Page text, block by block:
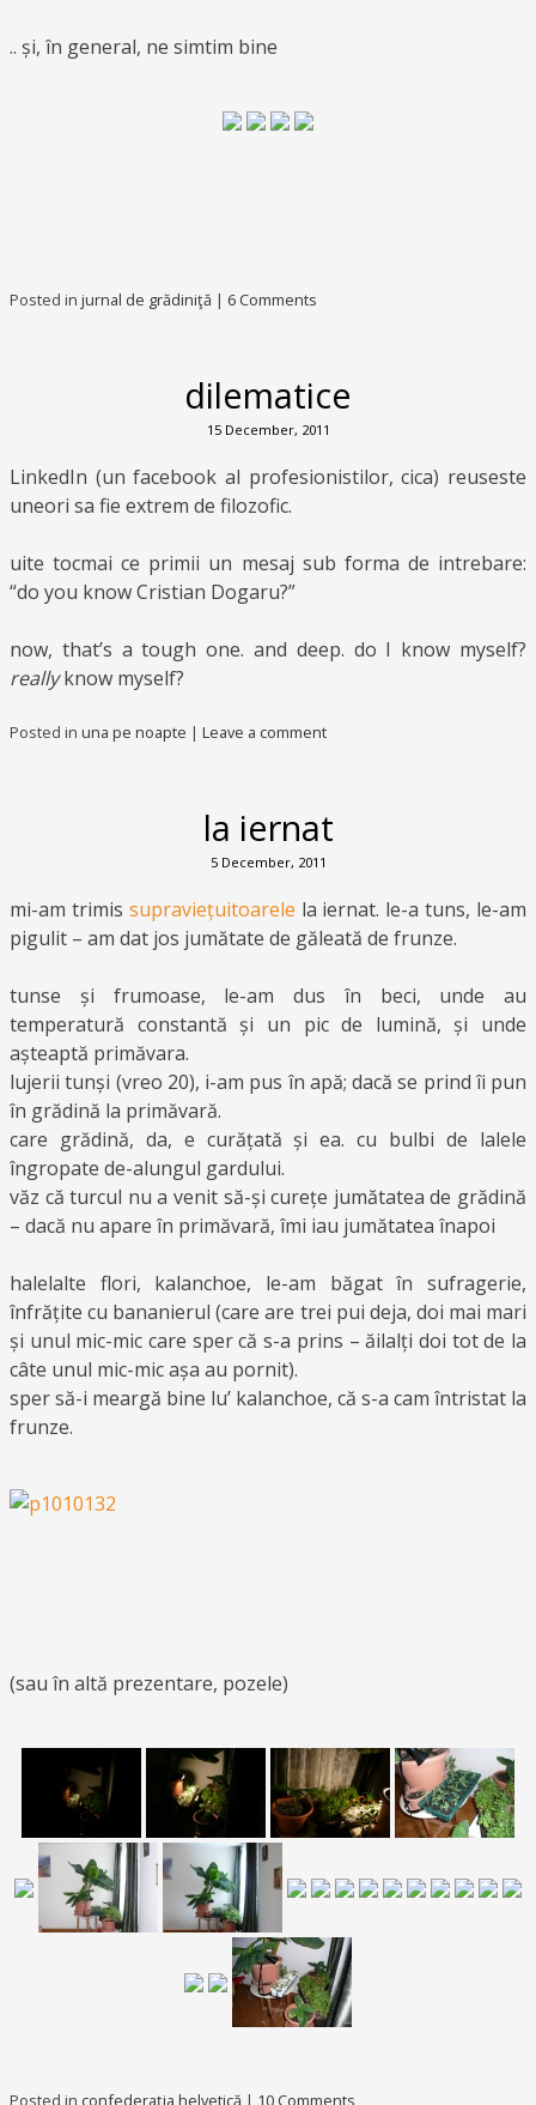
.. și, în general, ne simtim bine
Posted in jurnal de grădiniţă | 6 Comments
dilematice
15 December, 2011
LinkedIn (un facebook al profesionistilor, cica) reuseste
uneori sa fie extrem de filozofic.
uite tocmai ce primii un mesaj sub forma de intrebare:
“do you know Cristian Dogaru?”
now, that’s a tough one. and deep. do I know myself?
reallyknow myself?
Posted in una pe noapte | Leave a comment
la iernat
5 December, 2011
mi-am trimis supraviețuitoarele la iernat. le-a tuns, le-am
pigulit – am dat jos jumătate de găleată de frunze.
tunse și frumoase, le-am dus în beci, unde au
temperatură constantă și un pic de lumină, și unde
așteaptă primăvara.
lujerii tunși (vreo 20), i-am pus în apă; dacă se prind îi pun
în grădină la primăvară.
care grădină, da, e curățată și ea. cu bulbi de lalele
îngropate de-alungul gardului.
văz că turcul nu a venit să-și curețe jumătatea de grădină
– dacă nu apare în primăvară, îmi iau jumătatea înapoi
halelalte flori, kalanchoe, le-am băgat în sufragerie,
înfrățite cu bananierul (care are trei pui deja, doi mai mari
și unul mic-mic care sper că s-a prins – ăilalți doi tot de la
câte unul mic-mic așa au pornit).
sper să-i meargă bine lu’ kalanchoe, că s-a cam întristat la
frunze.
(sau în altă prezentare, pozele)
Posted in confederaţia helvetică | 10 Comments